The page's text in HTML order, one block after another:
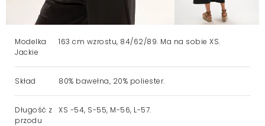
Modelka
Jackie
163 cm wzrostu, 84/62/89. Ma na sobie XS.
Skład 80% bawełna, 20% poliester.
Długość z
przodu
XS -54, S-55, M-56, L-57.